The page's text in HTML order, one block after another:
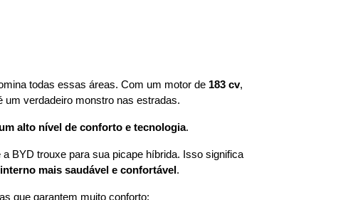
todas essas áreas. Com um motor de 183 cv,
um verdadeiro monstro nas estradas.
alto nível de conforto e tecnologia.
BYD trouxe para sua picape híbrida. Isso significa
mais saudável e confortável .
que garantem muito conforto: